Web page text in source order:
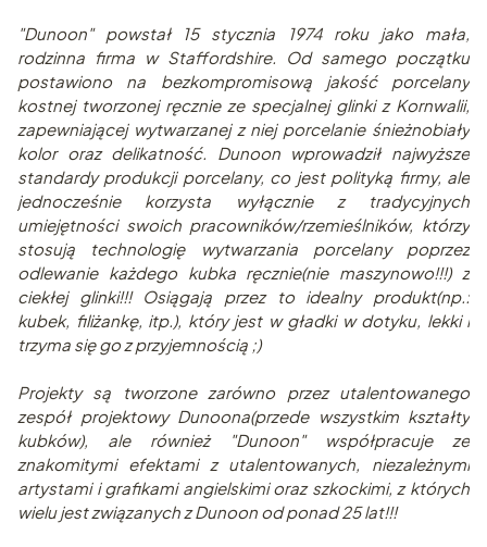
"Dunoon" powstał 15 stycznia 1974 roku jako mała,
rodzinna firma w Staffordshire. Od samego początku
postawiono na bezkompromisową jakość porcelany
kostnej tworzonej ręcznie ze specjalnej glinki z Kornwalii,
zapewniającej wytwarzanej z niej porcelanie śnieżnobiały
kolor oraz delikatność. Dunoon wprowadził najwyższe
standardy produkcji porcelany, co jest polityką firmy, ale
jednocześnie korzysta wyłącznie z tradycyjnych
umiejętności swoich pracowników/rzemieślników, którzy
stosują technologię wytwarzania porcelany poprzez
odlewanie każdego kubka ręcznie(nie maszynowo!!!) z
ciekłej glinki!!! Osiągają przez to idealny produkt(np.:
kubek, filiżankę, itp.), który jest w gładki w dotyku, lekki i
trzyma się go z przyjemnością ;)
Projekty są tworzone zarówno przez utalentowanego
zespół projektowy Dunoona(przede wszystkim kształty
kubków), ale również "Dunoon" współpracuje ze
znakomitymi efektami z utalentowanych, niezależnymi
artystami i grafikami angielskimi oraz szkockimi, z których
wielu jest związanych z Dunoon od ponad 25 lat!!!